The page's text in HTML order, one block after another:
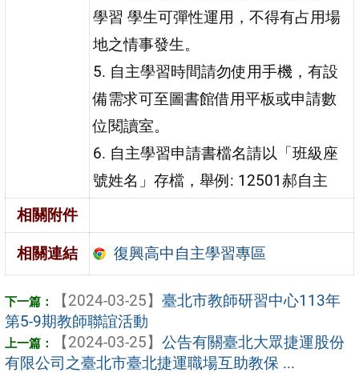
學習 學生可彈性運用，不得有占用場
地之情事發生。
5. 自主學習時間請勿使用手機，有設
備需求可至圖書館借用平板或申請數
位閱讀室。
6. 自主學習申請書檔名請以「班級座
號姓名」存檔，舉例: 12501郝自主
相關附件
相關連結 復興高中自主學習專區
【2024-03-25】 臺北市教師研習中心113年
第5-9期教師聯誼活動
【2024-03-25】 公告有關臺北大眾捷運股份
有限公司之臺北市臺北捷運職場互助教保 ...